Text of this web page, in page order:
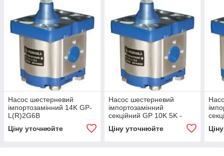
Насос шестерневий
імпортозамінний 14K GP-
L(R)2G6B
Ціну уточнюйте
Насос шестерневий
імпортозамінний
секційний GP 10K 5K -
Ціну уточнюйте